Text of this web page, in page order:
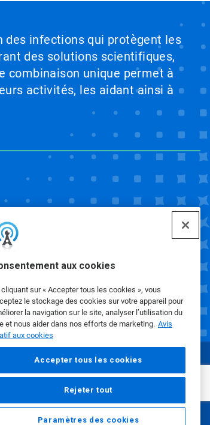
aux cookies
cliquant sur « Accepter tous les cookies », vous
le stockage des cookies sur votre appareil pour
la navigation sur le site, analyser l’utilisation du
et nous aider dans nos efforts de marketing. Avis
aux cookies
Accepter tous les cookies
Rejeter tout
Paramètres des cookies
des infections qui protègent les
des solutions scientifiques,
combinaison unique permet à
activités, les aidant ainsi à
matière de cookies